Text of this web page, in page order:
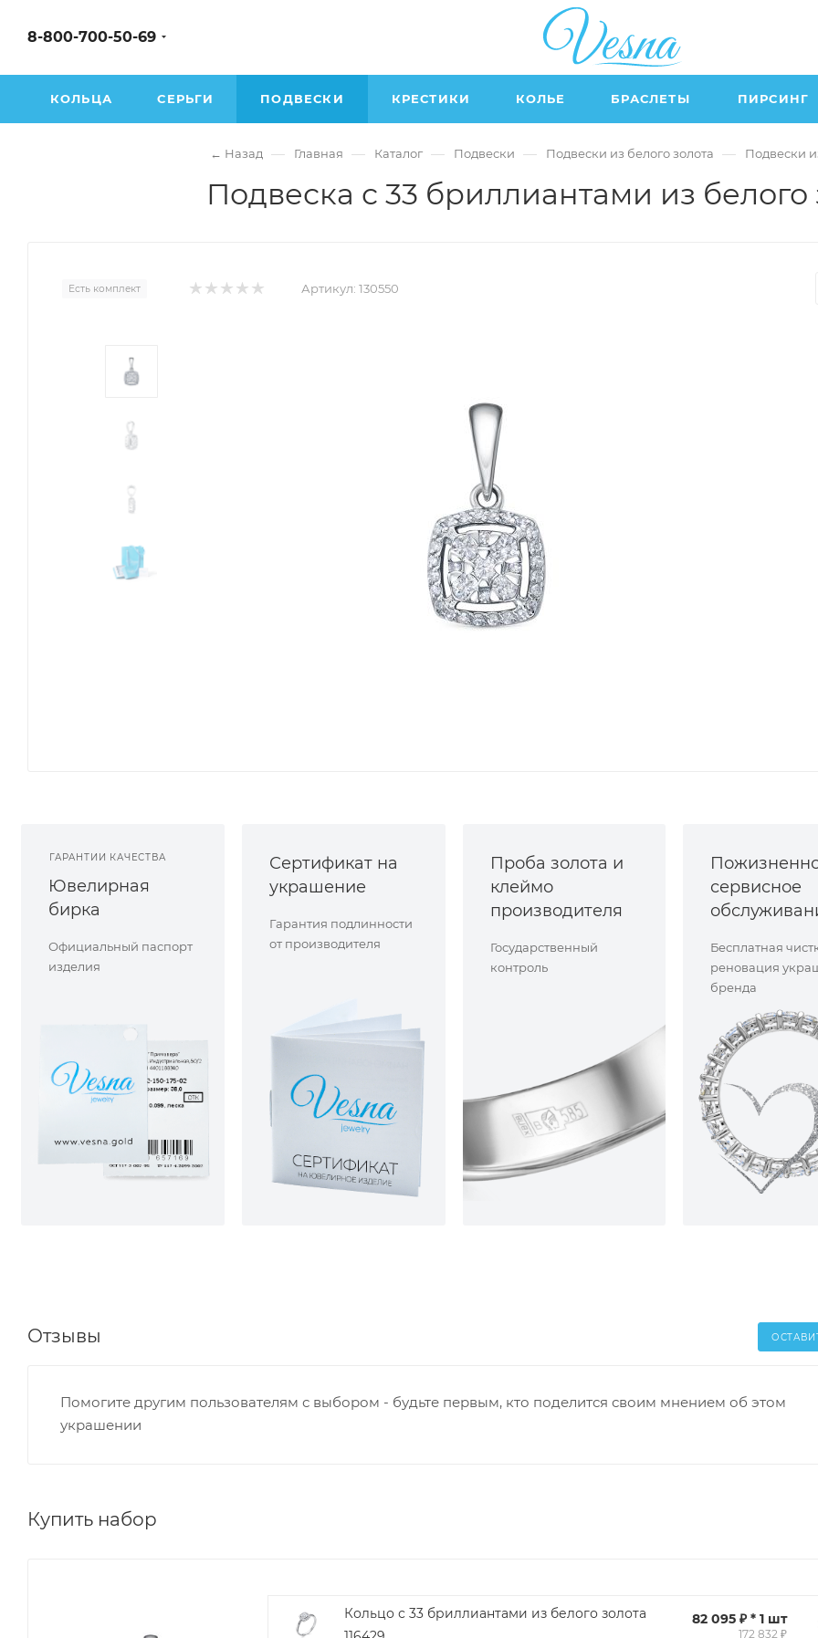
8-800-700-50-69
КОЛЬЦА СЕРЬГИ ПОДВЕСКИ КРЕСТИКИ КОЛЬЕ БРАСЛЕТЫ ПИРСИНГ
← Назад — Главная — Каталог — Подвески — Подвески из белого золота — Подвески
Подвеска с 33 бриллиантами из белого
Есть комплект Артикул: 130550
ГАРАНТИИ КАЧЕСТВА
Ювелирная
бирка
Официальный паспорт
изделия
Сертификат на
украшение
Гарантия подлинности
от производителя
Проба золота и
клеймо
производителя
Государственный
контроль
сервисное
Бесплатная
реновация
бренда
Отзывы
Помогите другим пользователям с выбором - будьте первым, кто поделится своим мнением об этом
украшении
Купить набор
Кольцо с 33 бриллиантами из белого золота
82 095 ₽ * 1 шт
172 832 ₽